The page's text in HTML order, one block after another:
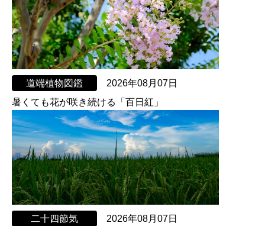
道端植物図鑑
2026年08月07日
暑くても花が咲き続ける「百日紅」
二十四節気
2026年08月07日